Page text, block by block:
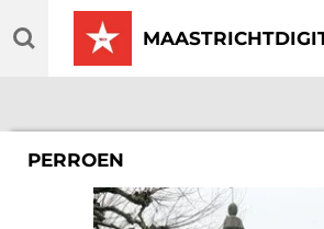
direct
PERROEN